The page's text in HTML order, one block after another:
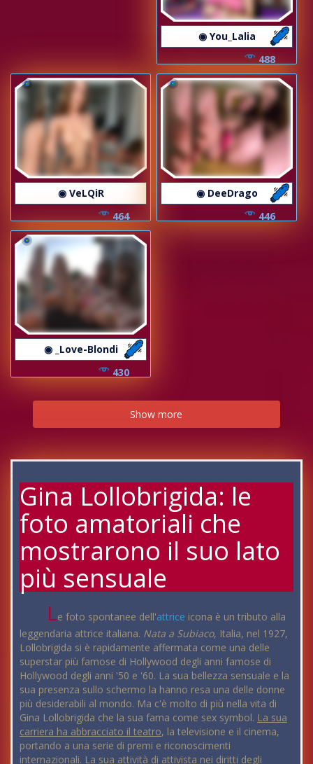
◉ You_Lalia
488
◉ VeLQiR
464
◉ DeeDrago
446
◉ _Love-Blondi
430
Show more
Gina Lollobrigida: le
foto amatoriali che
mostrarono il suo lato
più sensuale
Le foto spontanee dell'attrice icona è un tributo alla
leggendaria attrice italiana. Nata a Subiaco, Italia, nel 1927,
Lollobrigida si è rapidamente affermata come una delle
superstar più famose di Hollywood degli anni famose di
Hollywood degli anni '50 e '60. La sua bellezza sensuale e la
sua presenza sullo schermo la hanno resa una delle donne
più desiderabili al mondo. Ma c'è molto di più nella vita di
Gina Lollobrigida che la sua fama come sex symbol. La sua
carriera ha abbracciato il teatro, la televisione e il cinema,
portando a una serie di premi e riconoscimenti
internazionali. La sua attività di attivista nei diritti degli